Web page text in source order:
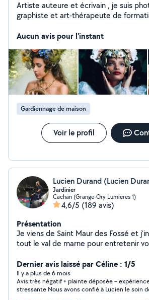
Artiste auteure et écrivain , je suis
graphiste et art-thérapeute de
l'entretien de location airbnb mais ai
administrative. Passionnée par les animaux , je
outre , ravie de me rendre à votre
vos compagnons !
Aucun avis pour l'instant
Gardiennage de maison
Voir le profil
Lucien Durand (Lucien
Jardinier
Cachan (Grange-Ory Lumieres 1)
4,6/5 (189 avis)
Présentation
Je viens de Saint Maur des Fossé et
tout le val de marne pour entretenir
Dernier avis laissé par Céline : 1/5
Il y a plus de 6 mois
Avis très négatif + plainte déposée –
stressante Nous avons confié à Lucien le soin de nos plantes